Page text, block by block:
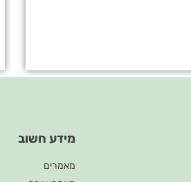
מידע חשוב
מאמרים